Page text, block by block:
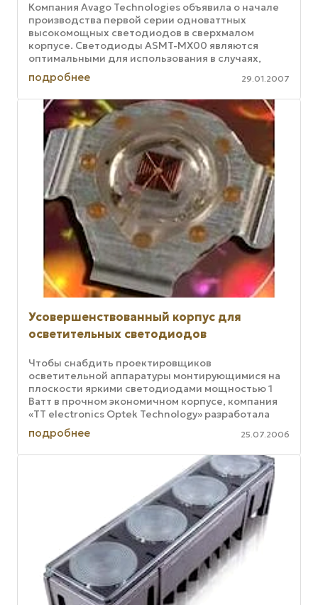
Компания Avago Technologies объявила о начале
производства первой серии одноваттных
высокомощных светодиодов в сверхмалом
корпусе. Светодиоды ASMT-MX00 являются
оптимальными для использования в случаях,
когда требуется применение светодиодных ...
подробнее 29.01.2007
Усовершенствованный корпус для
осветительных светодиодов
Чтобы снабдить проектировщиков
осветительной аппаратуры монтирующимися на
плоскости яркими светодиодами мощностью 1
Ватт в прочном экономичном корпусе, компания
«TT electronics Optek Technology» разработала
миниатюрное устройство, обладающее ...
подробнее 25.07.2006